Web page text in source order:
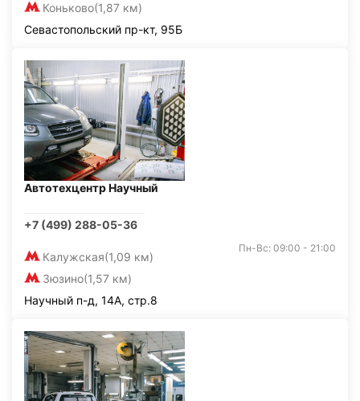
Коньково(1,87 км)
Севастопольский пр-кт, 95Б
Автотехцентр Научный
+7 (499) 288-05-36
Калужская(1,09 км)
Зюзино(1,57 км)
Пн-Вс: 09:00 - 21:00
Научный п-д, 14А, стр.8